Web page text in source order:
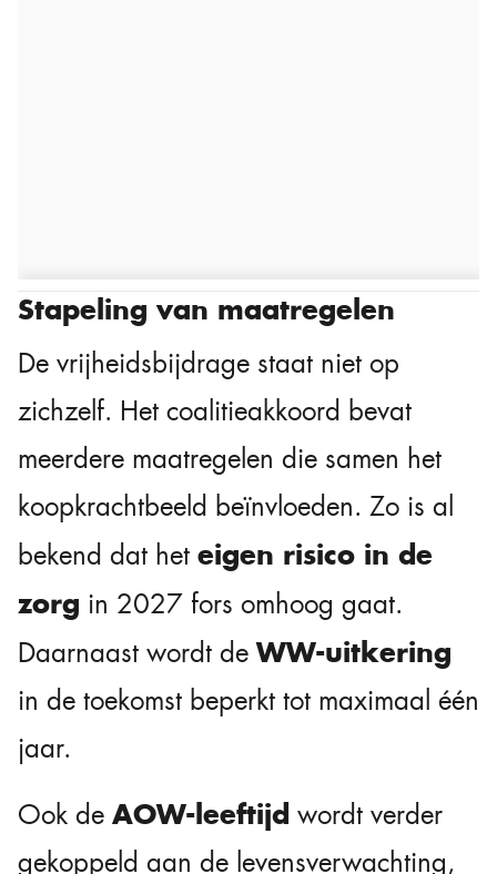
Stapeling van maatregelen
De vrijheidsbijdrage staat niet op
zichzelf. Het coalitieakkoord bevat
meerdere maatregelen die samen het
koopkrachtbeeld beïnvloeden. Zo is al
bekend dat het eigen risico in de
zorg in 2027 fors omhoog gaat.
Daarnaast wordt deWW-uitkering
in de toekomst beperkt tot maximaal één
jaar.
Ook de AOW-leeftijd wordt verder
gekoppeld aan de levensverwachting,